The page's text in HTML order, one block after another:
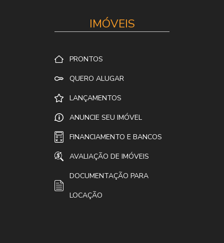
IMÓVEIS
PRONTOS
QUERO ALUGAR
LANÇAMENTOS
ANUNCIE SEU IMÓVEL
FINANCIAMENTO E BANCOS
AVALIAÇÃO DE IMÓVEIS
DOCUMENTAÇÃO PARA
LOCAÇÃO